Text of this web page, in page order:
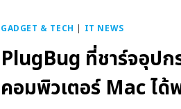
GADGET & TECH | IT NEWS
PlugBug ที่ชาร์จอุป
คอมพิวเตอร์ Mac ได้